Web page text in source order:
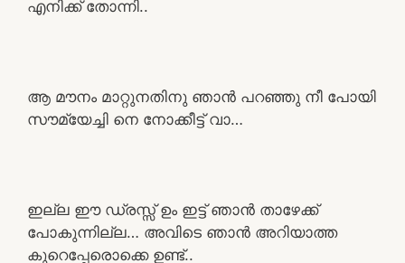
എനിക്ക് തോന്നി..
ആ മൗനം മാറ്റുനതിനു ഞാൻ പറഞ്ഞു നീ പോയി
സൗമ്യേച്ചി നെ നോക്കീട്ട് വാ…
ഇല്ല ഈ ഡ്രസ്സ് ഉം ഇട്ട് ഞാൻ താഴേക്ക്
പോകുന്നില്ല… അവിടെ ഞാൻ അറിയാത്ത
കുറെപ്പേരൊക്കെ ഉണ്ട്..